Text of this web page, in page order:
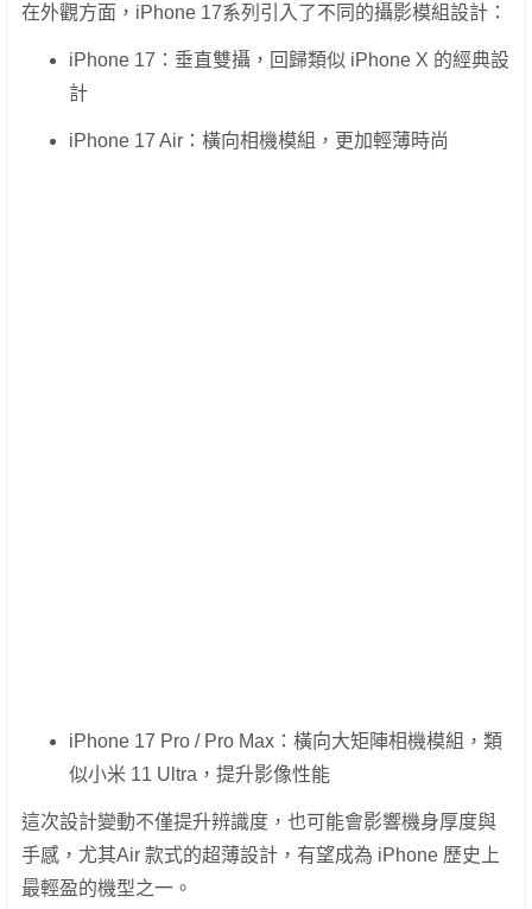
在外觀方面，iPhone 17系列引入了不同的攝影模組設計：
iPhone 17：垂直雙攝，回歸類似 iPhone X 的經典設
計
iPhone 17 Air：橫向相機模組，更加輕薄時尚
iPhone 17 Pro / Pro Max：橫向大矩陣相機模組，類
似小米 11 Ultra，提升影像性能
這次設計變動不僅提升辨識度，也可能會影響機身厚度與
手感，尤其Air 款式的超薄設計，有望成為 iPhone 歷史上
最輕盈的機型之一。